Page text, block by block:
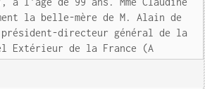
la belle-mère de M. Alain de
président-directeur général de la
Extérieur de la France (A